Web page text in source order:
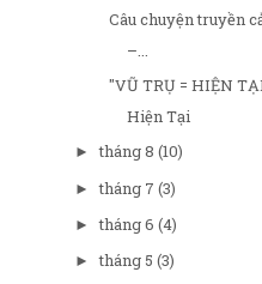
Câu chuyện truyền
–...
"VŨ TRỤ = HIỆN
Hiện Tại
►tháng 8 (10)
►tháng 7 (3)
►tháng 6 (4)
►tháng 5 (3)